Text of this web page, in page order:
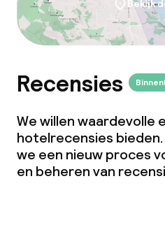
Overal rookvrij
Bekijk
Recensies
We willen waardevolle
hotelrecensies
we een nieuw proces
en beheren van